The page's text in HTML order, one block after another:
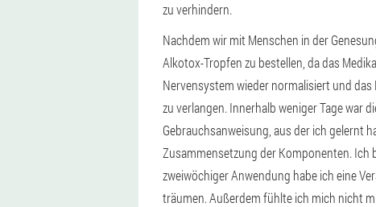
zu verhindern.
Nachdem wir mit Menschen in der
Alkotox-Tropfen zu bestellen, da das
Nervensystem wieder normalisiert und
zu verlangen. Innerhalb weniger Tage war
Gebrauchsanweisung, aus der ich gelernt
Zusammensetzung der Komponenten. Ich
zweiwöchiger Anwendung habe ich eine
träumen. Außerdem fühlte ich mich nicht